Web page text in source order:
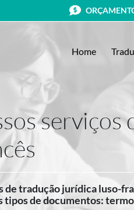
Home
serviços
de tradução jurídica luso-
tipos de documentos: